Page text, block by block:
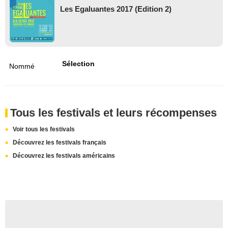
Les Egaluantes 2017 (Edition 2)
Nommé Sélection
Tous les festivals et leurs récompenses
Voir tous les festivals
Découvrez les festivals français
Découvrez les festivals américains